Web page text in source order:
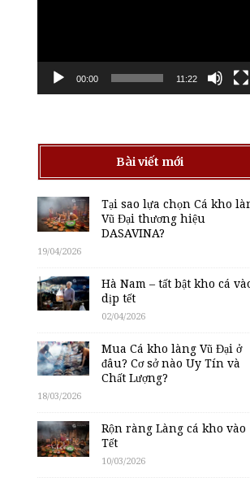
00:00 11:22
Bài viết mới
Tại sao lựa chọn Cá kho
Vũ Đại thương hiệu
DASAVINA?
19/04/2026
Hà Nam – tất bật kho cá
dịp tết
02/04/2026
Mua Cá kho làng Vũ Đại ở
đâu? Cơ sở nào Uy Tín và
Chất Lượng?
18/03/2026
Rộn ràng Làng cá kho vào
Tết
10/03/2026